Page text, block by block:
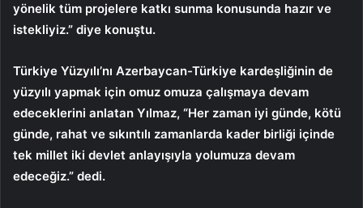
yönelik tüm projelere katkı sunma konusunda hazır ve
istekliyiz.” diye konuştu.
Türkiye Yüzyılı’nı Azerbaycan-Türkiye kardeşliğinin de
yüzyılı yapmak için omuz omuza çalışmaya devam
edeceklerini anlatan Yılmaz, “Her zaman iyi günde, kötü
günde, rahat ve sıkıntılı zamanlarda kader birliği içinde
tek millet iki devlet anlayışıyla yolumuza devam
edeceğiz.” dedi.